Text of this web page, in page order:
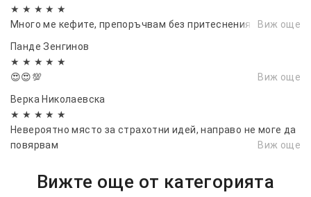
★ ★ ★ ★ ★
Много ме кефите, препоръчвам без притеснения💯💯Виж още
Панде Зенгинов
★ ★ ★ ★ ★
😍😍💯
Виж още
Верка Николаевска
★ ★ ★ ★ ★
Невероятно място за страхотни идей, направо не моге да
повярвам
Виж още
Вижте още от категорията